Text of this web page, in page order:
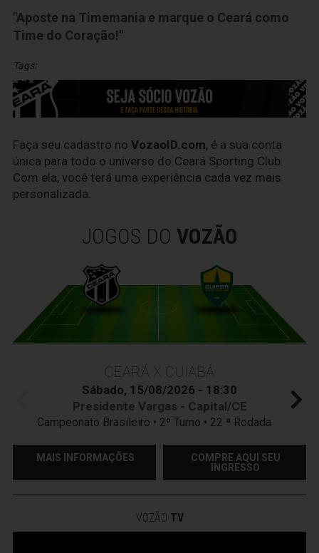
"Aposte na Timemania e marque o Ceará como
Time do Coração!"
Tags:
Faça seu cadastro no VozaoID.com, é a sua conta
única para todo o universo do Ceará Sporting Club.
Com ela, você terá uma experiência cada vez mais
personalizada.
JOGOS DO VOZÃO
CEARÁ X CUIABÁ
Sábado, 15/08/2026 - 18:30
Presidente Vargas - Capital/CE
Campeonato Brasileiro • 2º Turno • 22 ª Rodada
MAIS INFORMAÇÕES
COMPRE AQUI SEU
INGRESSO
VOZÃO TV